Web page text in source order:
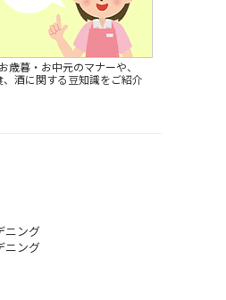
お歳暮・お中元のマナーや、
、酒に関する豆知識をご紹介
ニング
ニング